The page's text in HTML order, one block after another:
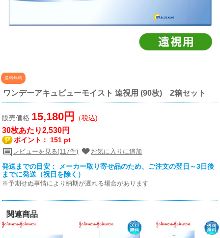
送料無料
ワンデーアキュビューモイスト 遠視用 (90枚) 2箱セット
販売価格 15,180円 （税込)
30枚あたり2,530円
ポイント： 151 pt
レビューを見る(117件) お気に入りに追加
発送までの目安： メーカー取り寄せ品のため、ご注文の翌日～3日後
までに発送（祝日を除く）
※予期せぬ事情により納期が遅れる場合があります
関連商品